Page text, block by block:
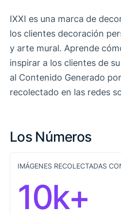
IXXI es una marca de
los clientes decoración
y arte mural. Aprende
inspirar a los clientes de
al Contenido Generado
recolectado en las redes
Los Números
IMÁGENES RECOLECTADAS
10k+